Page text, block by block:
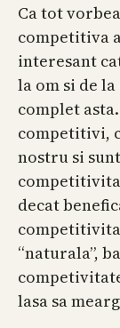
Ca tot
competitiva
interesant
la om si de
complet
competitivi,
nostru si
decat
“naturala”,
lasa sa